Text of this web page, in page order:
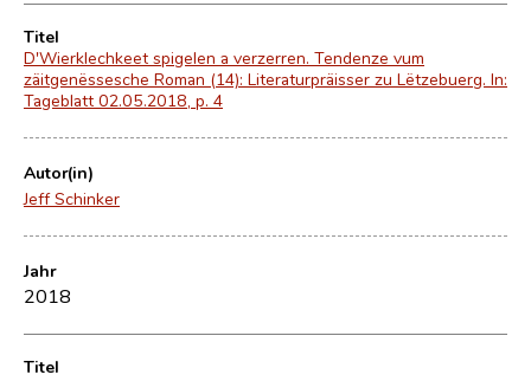
Titel
D'Wierklechkeet spigelen a verzerren. Tendenze vum
zäitgenëssesche Roman (14): Literaturpräisser zu Lëtzebuerg. In:
Tageblatt 02.05.2018, p. 4
Autor(in)
Jeff Schinker
Jahr
2018
Titel